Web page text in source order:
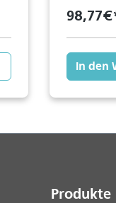
98,77
In den
Produkte